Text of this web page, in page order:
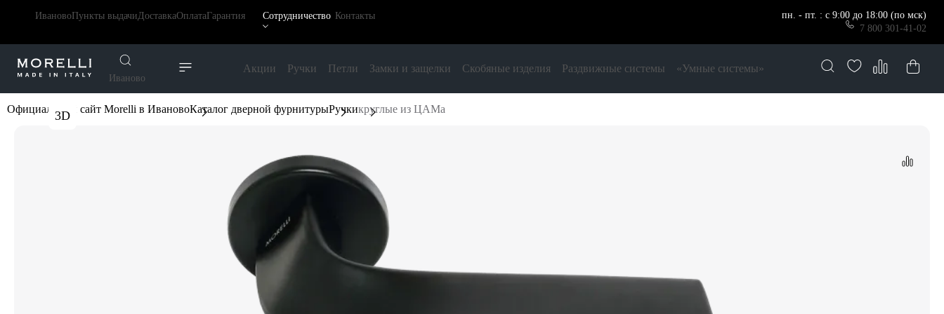
ИвановоПункты выдачиДоставкаОплатаГарантия Сотрудничество Контакты
пн. - пт. : с 9:00 до 18:00 (по мск)
7 800 301-41-02
Иваново
Акции Ручки Петли Замки и защелки Скобяные изделия Раздвижные системы «Умные системы»
Официальный сайт Morelli в ИвановоКаталог дверной фурнитурыРучкикруглые из ЦАМа
3D